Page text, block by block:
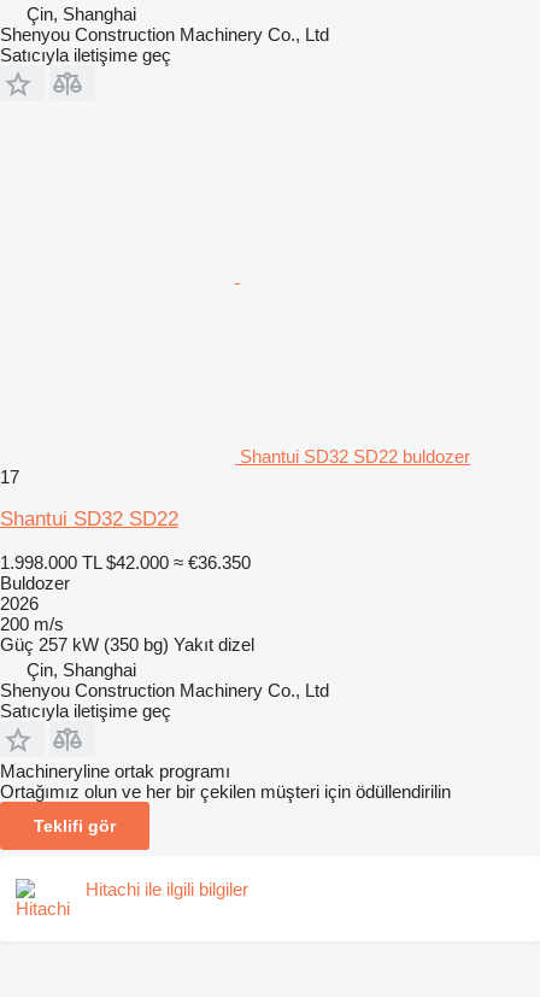
Çin, Shanghai
Shenyou Construction Machinery Co., Ltd
Satıcıyla iletişime geç
Shantui SD32 SD22 buldozer
17
Shantui SD32 SD22
1.998.000 TL $42.000 ≈ €36.350
Buldozer
2026
200 m/s
Güç 257 kW (350 bg) Yakıt dizel
Çin, Shanghai
Shenyou Construction Machinery Co., Ltd
Satıcıyla iletişime geç
Machineryline ortak programı
Ortağımız olun ve her bir çekilen müşteri için ödüllendirilin
Teklifi gör
Hitachi ile ilgili bilgiler